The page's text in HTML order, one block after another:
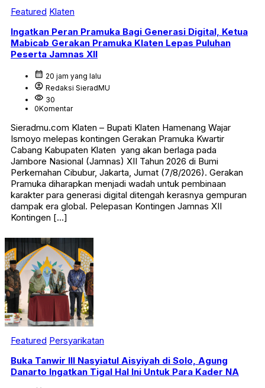
Featured Klaten
Ingatkan Peran Pramuka Bagi Generasi Digital, Ketua
Mabicab Gerakan Pramuka Klaten Lepas Puluhan
Peserta Jamnas XII
calendar_month 20 jam yang lalu
account_circle Redaksi SieradMU
visibility 30
0Komentar
Sieradmu.com Klaten – Bupati Klaten Hamenang Wajar
Ismoyo melepas kontingen Gerakan Pramuka Kwartir
Cabang Kabupaten Klaten yang akan berlaga pada
Jambore Nasional (Jamnas) XII Tahun 2026 di Bumi
Perkemahan Cibubur, Jakarta, Jumat (7/8/2026). Gerakan
Pramuka diharapkan menjadi wadah untuk pembinaan
karakter para generasi digital ditengah kerasnya gempuran
dampak era global. Pelepasan Kontingen Jamnas XII
Kontingen […]
Featured Persyarikatan
Buka Tanwir III Nasyiatul Aisyiyah di Solo, Agung
Danarto Ingatkan Tigal Hal Ini Untuk Para Kader NA